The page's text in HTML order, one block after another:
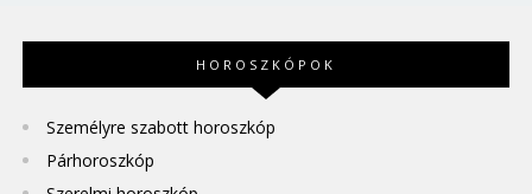
HOROSZKÓPOK
Személyre szabott horoszkóp
Párhoroszkóp